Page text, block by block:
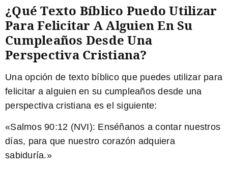
¿Qué Texto Bíblico Puedo Utilizar
Para Felicitar A Alguien En Su
Cumpleaños Desde Una
Perspectiva Cristiana?
Una opción de texto bíblico que puedes utilizar para
felicitar a alguien en su cumpleaños desde una
perspectiva cristiana es el siguiente:
«Salmos 90:12 (NVI): Enséñanos a contar nuestros
días, para que nuestro corazón adquiera
sabiduría.»